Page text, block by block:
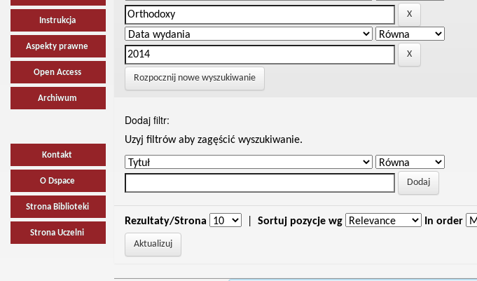
Instrukcja
Aspekty prawne
Open Access
Archiwum
Kontakt
O Dspace
Strona Biblioteki
Strona Uczelni
Rozpocznij nowe wyszukiwanie
Dodaj filtr:
Uzyj filtrów aby zagęścić wyszukiwanie.
Rezultaty/Strona Sortuj pozycje wg In order